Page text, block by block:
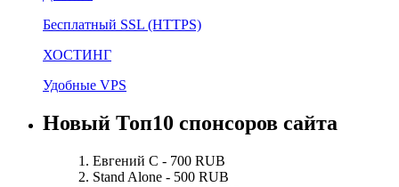
Бесплатный SSL (HTTPS)
ХОСТИНГ
Удобные VPS
Новый Топ10 спонсоров сайта
Евгений С - 700 RUB
Stand Alone - 500 RUB